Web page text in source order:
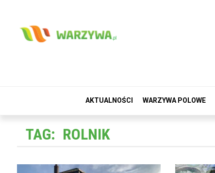
AKTUALNOŚCI WARZYWA POLOWE
TAG: ROLNIK